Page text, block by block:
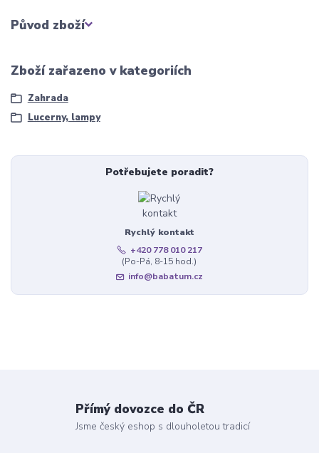
Původ zboží
Zboží zařazeno v kategoriích
Zahrada
Lucerny, lampy
Potřebujete poradit?
Rychlý kontakt
+420 778 010 217
(Po-Pá, 8-15 hod.)
info@babatum.cz
Přímý dovozce do ČR
Jsme český eshop s dlouholetou tradicí